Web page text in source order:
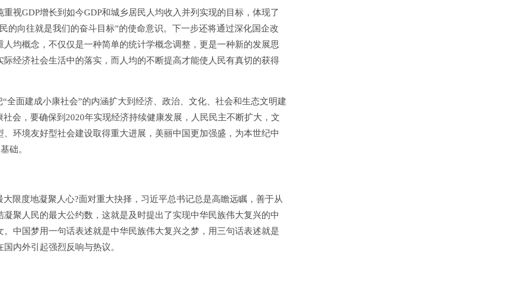
GDP增长到如今GDP和城乡居民人均收入并列实现的目标，体现了
的向往就是我们的奋斗目标”的使命意识。下一步还将通过深化国企改
均概念，不仅仅是一种简单的统计学概念调整，更是一种新的发展思
经济社会生活中的落实，而人均的不断提高才能使人民有真切的获得
面建成小康社会”的内涵扩大到经济、政治、文化、社会和生态文明建
会，要确保到2020年实现经济持续健康发展，人民民主不断扩大，文
环境友好型社会建设取得重大进展，美丽中国更加强盛，为本世纪中
础。
度地凝聚人心?面对重大抉择，习近平总书记总是高瞻远瞩，善于从
聚人民的最大公约数，这就是及时提出了实现中华民族伟大复兴的中
中国梦用一句话表述就是中华民族伟大复兴之梦，用三句话表述就是
内外引起强烈反响与热议。